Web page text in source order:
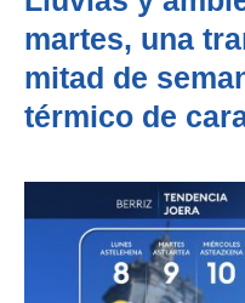
martes, una
mitad de
térmico de